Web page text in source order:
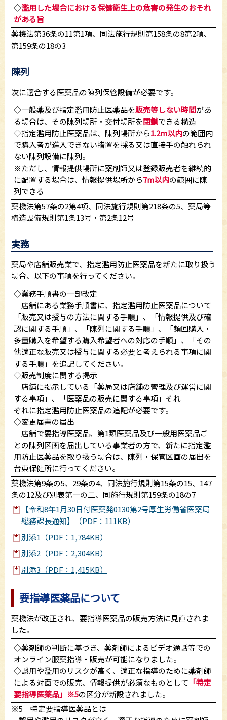
◇濫用した場合における保健衛生上の危害の発生のおそれ
がある旨
薬機法第36条の11第1項、同法施行規則第158条の8第2項、
第159条の18の3
陳列
次に適合する医薬品の陳列保管設備が必要です。
◇一般薬及び指定濫用防止医薬品を販売等しない時間があ
る場合は、その陳列場所・交付場所を閉鎖できる構造
◇指定濫用防止医薬品は、陳列場所から1.2m以内の範囲内
で購入者が進入できない措置を採る又は直接手の触れられ
ない陳列設備に陳列。
※ただし、情報提供場所に薬剤師又は登録販売者を継続的
に配置する場合は、情報提供場所から7m以内の範囲に陳
列できる
薬機法第57条の2第4項、同法施行規則第218条の5、薬局等
構造設備規則第1条13号・第2条12号
実務
薬局や店舗販売業で、指定濫用防止医薬品を新たに取り扱う
場合、以下の事項を行ってください。
◇業務手順書の一部改定
店舗にある業務手順書に、指定濫用防止医薬品について
「販売又は授与の方法に関する手順」、「情報提供及び確
認に関する手順」、「陳列に関する手順」、「頻回購入・
多量購入を希望する購入希望者への対応の手順」、「その
他適正な販売又は授与に関する必要と考えられる事項に関
する手順」を追記してください。
◇販売制度に関する掲示
店舗に掲示している「薬局又は店舗の管理及び運営に関
する事項」、「医薬品の販売に関する事項」それ
ぞれに指定濫用防止医薬品の追記が必要です。
◇変更届書の届出
店舗で要指導医薬品、第1類医薬品及び一般用医薬品ご
との陳列区画を届出している事業者の方で、新たに指定濫
用防止医薬品を取り扱う場合は、陳列・保管区画の届出を
台東保健所に行ってください。
薬機法第9条の5、29条の4、同法施行規則第15条の15、147
条の12及び別表第一の二、同施行規則第159条の18の7
【令和8年1月30日付医薬発0130第2号厚生労働省医薬局
総務課長通知】（PDF：111KB）
別添1（PDF：1,784KB）
別添2（PDF：2,304KB）
別添3（PDF：1,415KB）
要指導医薬品について
薬機法が改正され、要指導医薬品の販売方法に見直されま
した。
◇薬剤師の判断に基づき、薬剤師によるビデオ通話等での
オンライン服薬指導・販売が可能になりました。
◇誤用や濫用のリスクが高く、適正な指導のために薬剤師
による対面での販売、情報提供が必須なものとして 「特定
要指導医薬品」※5の区分が新設されました。
※5 特定要指導医薬品とは